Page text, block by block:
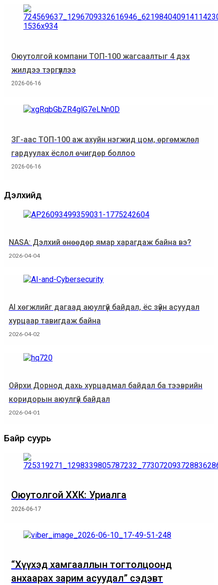
Оюутолгой компани ТОП-100 жагсаалтыг 4 дэх
жилдээ тэргүүллээ
2026-06-16
ЗГ-аас ТОП-100 аж ахуйн нэгжид цом, өргөмжлөл
гардуулах ёслол өчигдөр боллоо
2026-06-16
Дэлхийд
NASA: Дэлхий өнөөдөр ямар харагдаж байна вэ?
2026-04-04
AI хөгжлийг дагаад аюулгүй байдал, ёс зүйн асуудал
хурцаар тавигдаж байна
2026-04-02
Ойрхи Дорнод дахь хурцадмал байдал ба тээврийн
коридорын аюулгүй байдал
2026-04-01
Байр суурь
Оюутолгой ХХК: Уриалга
2026-06-17
“Хүүхэд хамгааллын тогтолцоонд
анхаарах зарим асуудал” сэдэвт